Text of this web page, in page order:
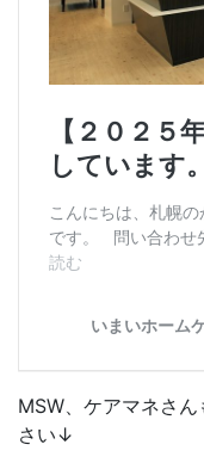
MSW、ケアマネさ
さい↓